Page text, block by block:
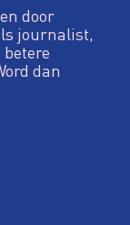
door
journalist,
dan